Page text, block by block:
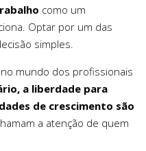
como um
Optar por um das
simples.
mundo dos profissionais
a liberdade para
de crescimento são
a atenção de quem